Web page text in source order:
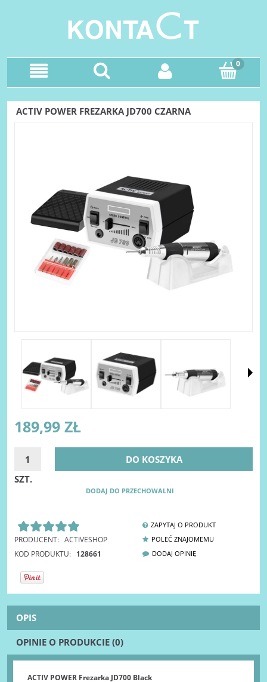
ACTIV POWER FREZARKA JD700 CZARNA
189,99 ZŁ
SZT.
DO KOSZYKA
DODAJ DO PRZECHOWALNI
PRODUCENT: ACTIVESHOP
KOD PRODUKTU: 128661
ZAPYTAJ O PRODUKT
POLEĆ ZNAJOMEMU
DODAJ OPINIĘ
OPIS
OPINIE O PRODUKCIE (0)
ACTIV POWER Frezarka JD700 Black